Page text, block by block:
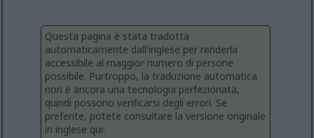
Questa pagina è stata tradotta
automaticamente dall'inglese per renderla
accessibile al maggior numero di persone
possibile. Purtroppo, la traduzione automatica
non è ancora una tecnologia perfezionata,
quindi possono verificarsi degli errori. Se
preferite, potete consultare la versione originale
in inglese qui: